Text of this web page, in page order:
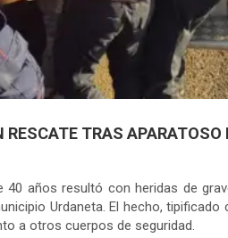
TRAS APARATOSO
40 años resultó con heridas de
Urdaneta. El hecho,
a otros cuerpos de seguridad.